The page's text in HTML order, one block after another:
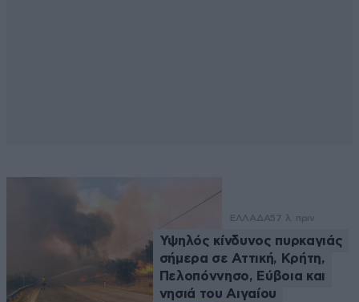
ΕΛΛΑΔΑ57 λ. πριν
Υψηλός κίνδυνος πυρκαγιάς
σήμερα σε Αττική, Κρήτη,
Πελοπόννησο, Εύβοια και
νησιά του Αιγαίου